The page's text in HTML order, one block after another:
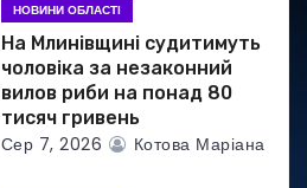
НОВИНИ ОБЛАСТІ
На Млинівщині судитимуть
чоловіка за незаконний
вилов риби на понад 80
тисяч гривень
Сер 7, 2026 Котова Маріана